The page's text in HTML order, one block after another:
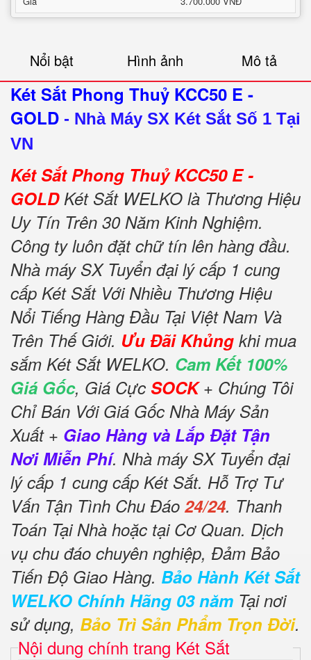
Nổi bật Hình ảnh Mô tả
Két Sắt Phong Thuỷ KCC50 E -
GOLD - Nhà Máy SX Két Sắt Số 1 Tại
VN
Két Sắt Phong Thuỷ KCC50 E -
GOLDKét Sắt WELKO là Thương Hiệu
Uy Tín Trên 30 Năm Kinh Nghiệm.
Công ty luôn đặt chữ tín lên hàng đầu.
Nhà máy SX Tuyển đại lý cấp 1 cung
cấp Két Sắt Với Nhiều Thương Hiệu
Nổi Tiếng Hàng Đầu Tại Việt Nam Và
Trên Thế Giới. Ưu Đãi Khủng khi mua
sắm Két Sắt WELKO. Cam Kết 100%
Giá Gốc, Giá Cực SOCK+ Chúng Tôi
Chỉ Bán Với Giá Gốc Nhà Máy Sản
Xuất + Giao Hàng và Lắp Đặt Tận
Nơi Miễn Phí. Nhà máy SX Tuyển đại
lý cấp 1 cung cấp Két Sắt. Hỗ Trợ Tư
Vấn Tận Tình Chu Đáo 24/24. Thanh
Toán Tại Nhà hoặc tại Cơ Quan. Dịch
vụ chu đáo chuyên nghiệp, Đảm Bảo
Tiến Độ Giao Hàng. Bảo Hành Két Sắt
WELKO Chính Hãng 03 năm Tại nơi
sử dụng, Bảo Trì Sản Phẩm Trọn Đời.
Nội dung chính trang Két Sắt